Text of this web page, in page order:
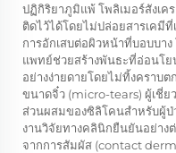
ปฏิกิริยาภูมิแพ้ โพลิเมอร์สังเ
ติดไว้ได้โดยไม่ปล่อยสารเคมี
การอักเสบต่อผิวหน้าที่บอบบาง
แพทย์ช่วยสร้างพันธะที่อ่อนโ
อย่างง่ายดายโดยไม่ทิ้งคราบ
ขนาดจิ๋ว (micro-tears) ผู้เชี่
ส่วนผสมของซิลิโคนสำหรับผู้ป่
งานวิจัยทางคลินิกยืนยันอย่าง
จากการสัมผัส (contact